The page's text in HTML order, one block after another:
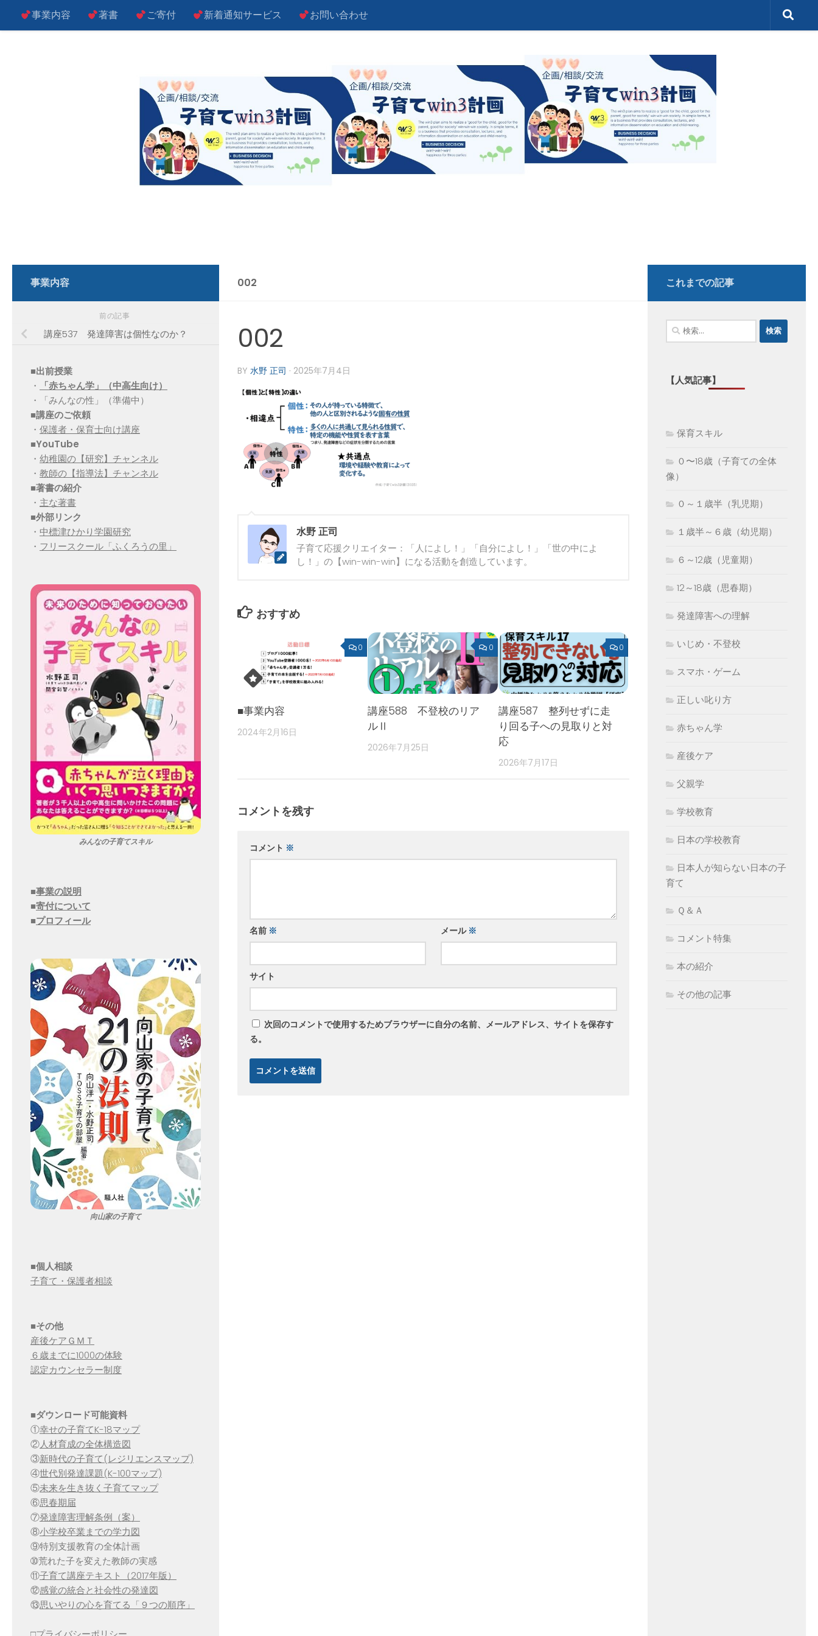
コンテンツへスキップ
事業内容 著書 ご寄付 新着通知サービス お問い合わせ
002
002
BY 水野 正司 · 2025年7月4日
水野 正司
子育て応援クリエイター：「人によし！」「自分によし！」「世の中によ
し！」の【win-win-win】になる活動を創造しています。
おすすめ
0
■事業内容
2024年2月16日
0
講座588 不登校のリア
ルⅡ
2026年7月25日
0
講座587 整列せずに走
り回る子への見取りと対
応
2026年7月17日
コメントを残す
コメント ※
名前 ※ メール ※
サイト
次回のコメントで使用するためブラウザーに自分の名前、メールアドレス、サイトを保存す
る。
事業内容
前の記事
講座537 発達障害は個性なのか？
■出前授業
・
「赤ちゃん学」（中高生向け）
・「みんなの性」（準備中）
■講座のご依頼
・ 保護者・保育士向け講座
■YouTube
・ 幼稚園の【研究】チャンネル
・ 教師の【指導法】チャンネル
■著書の紹介
・ 主な著書
■外部リンク
・ 中標津ひかり学園研究
・ フリースクール「ふくろうの里」
みんなの子育てスキル
■事業の説明
■寄付について
■プロフィール
向山家の子育て
■個人相談
子育て・保護者相談
■その他
産後ケアＧＭＴ
６歳までに1000の体験
認定カウンセラー制度
■ダウンロード可能資料
①幸せの子育てK-18マップ
②人材育成の全体構造図
③新時代の子育て(レジリエンスマップ)
④世代別発達課題(K-100マップ)
⑤未来を生き抜く子育てマップ
⑥思春期届
⑦発達障害理解条例（案）
⑧小学校卒業までの学力図
⑨特別支援教育の全体計画
➉荒れた子を変えた教師の実感
⑪子育て講座テキスト（2017年版）
⑫感覚の統合と社会性の発達図
⑬思いやりの心を育てる「９つの順序」
これまでの記事
検
索:
【人気記事】
保育スキル
０〜18歳（子育ての全体
像）
０～１歳半（乳児期）
１歳半～６歳（幼児期）
６～12歳（児童期）
12～18歳（思春期）
発達障害への理解
いじめ・不登校
スマホ・ゲーム
正しい叱り方
赤ちゃん学
産後ケア
父親学
学校教育
日本の学校教育
日本人が知らない日本の子
育て
Ｑ＆Ａ
コメント特集
本の紹介
その他の記事